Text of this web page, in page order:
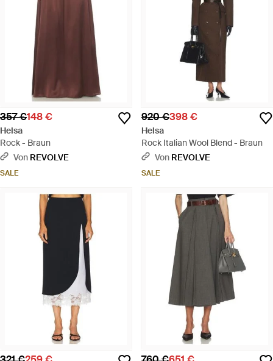
357 €148 €
Helsa
Rock - Braun
Von REVOLVE
SALE
920 €398 €
Helsa
Rock Italian Wool Blend - Braun
Von REVOLVE
SALE